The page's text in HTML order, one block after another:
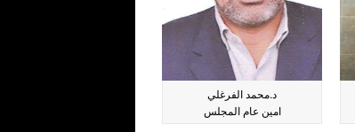
د.محمد الفرغلي
امين عام المجلس